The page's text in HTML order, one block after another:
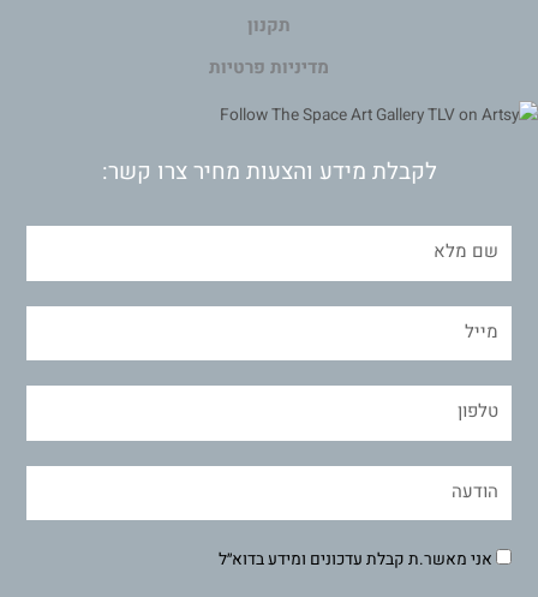
תקנון
מדיניות פרטיות
לקבלת מידע והצעות מחיר צרו קשר:
אני מאשר.ת קבלת עדכונים ומידע בדוא״ל